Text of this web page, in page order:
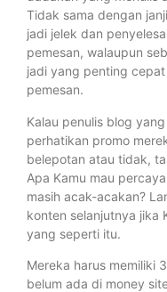
Tidak sama dengan
jadi jelek dan
pemesan, walaupun
jadi yang penting
pemesan.
Kalau penulis blog
perhatikan promo
belepotan atau tidak,
Apa Kamu mau
masih acak-acakan?
konten selanjutnya jika
yang seperti itu.
Mereka harus memiliki
belum ada di money